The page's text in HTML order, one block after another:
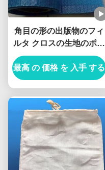
角目の形の出版物のフィ
ルタ クロスの生地のポリ
エステル/合成物質
最高 の 価格 を 入手 する